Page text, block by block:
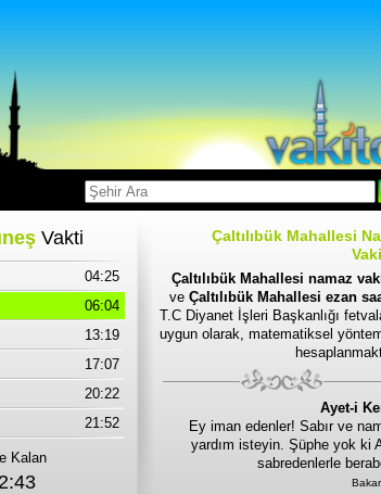
Vakti
04:25
06:04
13:19
17:07
20:22
21:52
Kalan
Çaltılıbük Mahallesi
Çaltılıbük Mahallesi namaz
ve Çaltılıbük Mahallesi ezan
T.C Diyanet İşleri Başkanlığı
uygun olarak, matematiksel
Ayet-i
Ey iman edenler! Sabır ve
yardım isteyin. Şüphe yok ki
sabredenlerle